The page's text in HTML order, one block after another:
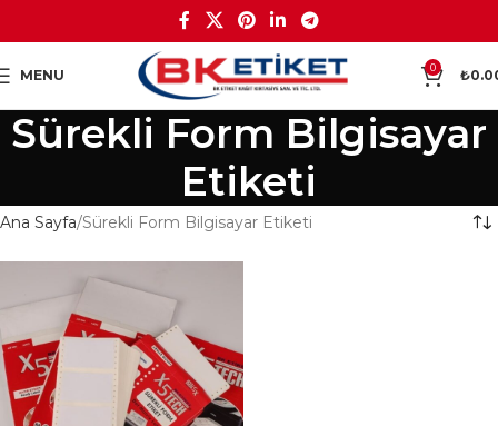
MENU 0 ₺
Sürekli Form Bilgisayar
Etiketi
Ana Sayfa Sürekli Form Bilgisayar Etiketi